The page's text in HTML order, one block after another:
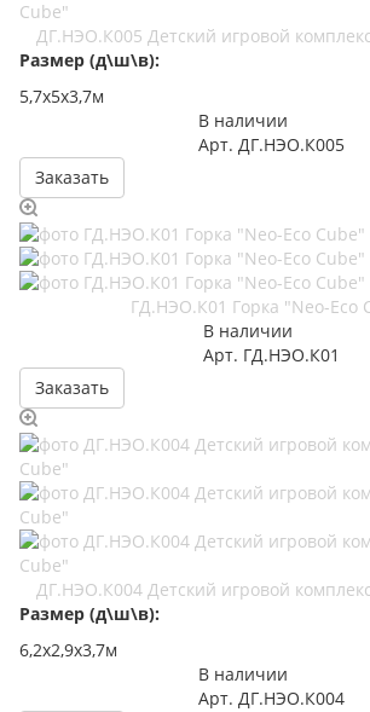
ДГ.НЭО.К005 Детский игровой
Размер (д\ш\в):
5,7х5х3,7м
В наличии
Арт. ДГ.НЭО.К005
Заказать
ГД.НЭО.К01 Горка "Neo-Eco
В наличии
Арт. ГД.НЭО.К01
Заказать
ДГ.НЭО.К004 Детский игровой
Размер (д\ш\в):
6,2х2,9х3,7м
В наличии
Арт. ДГ.НЭО.К004